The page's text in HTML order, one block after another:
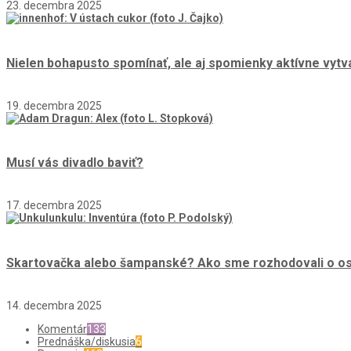
23. decembra 2025
Nielen bohapusto spomínať, ale aj spomienky aktívne
19. decembra 2025
Musí vás divadlo baviť?
17. decembra 2025
Skartovačka alebo šampanské? Ako sme rozhodovali o
14. decembra 2025
Komentár133
Prednáška/diskusia6